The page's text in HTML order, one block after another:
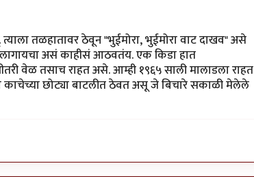
तळहातावर ठेवून "भुईमोरा, भुईमोरा वाट दाखव" असे
लागायचा असं काहीसं आठवतंय. एक किडा हात
वेळ तसाच राहत असे. आम्ही १९६५ साली मालाडला राहत
छोट्या बाटलीत ठेवत असू जे बिचारे सकाळी मेलेले